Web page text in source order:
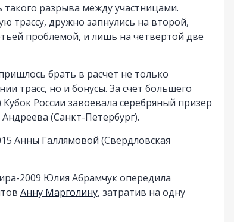
разрыва между участницами.
трассу, дружно запнулись на второй,
проблемой, и лишь на четвертой две
брать в расчет не только
трасс, но и бонусы. За счет большего
России завоевала серебряный призер
(Санкт-Петербург).
Анны Галлямовой (Свердловская
2009 Юлия Абрамчук опередила
Анну Марголину, затратив на одну